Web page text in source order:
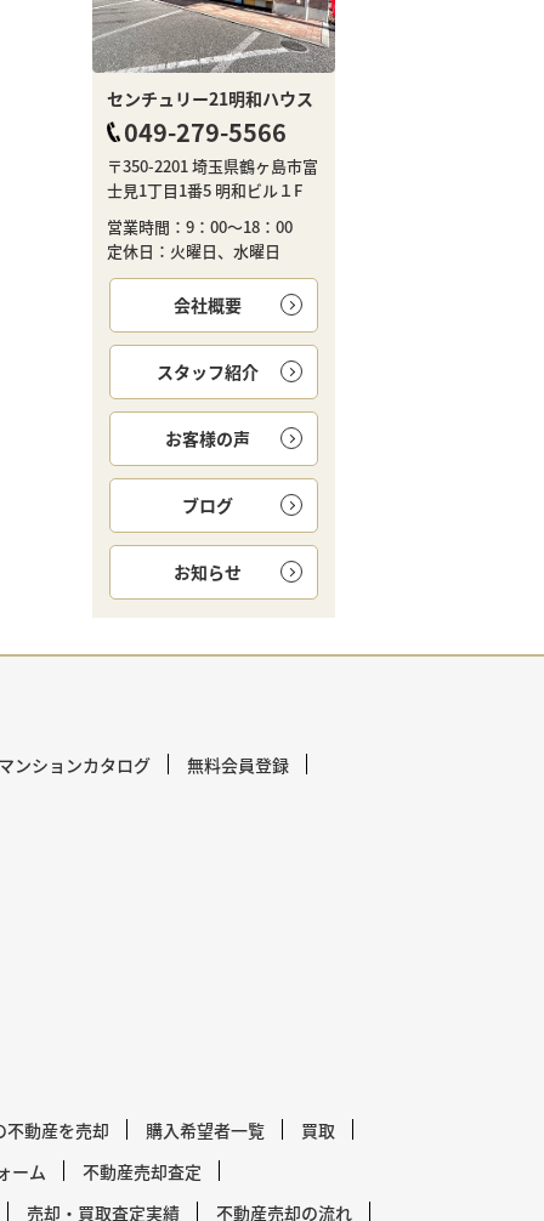
センチュリー21明和ハウス
049-279-5566
〒350-2201 埼玉県鶴ヶ島市富
士見1丁目1番5 明和ビル１F
営業時間：9：00～18：00
定休日：火曜日、水曜日
会社概要
スタッフ紹介
お客様の声
ブログ
お知らせ
ンションカタログ 無料会員登録
不動産を売却 購入希望者一覧
買取
ーム
不動産売却査定
売却・買取査定実績
不動産売却の流れ